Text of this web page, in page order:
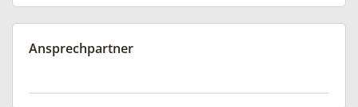
Ansprechpartner